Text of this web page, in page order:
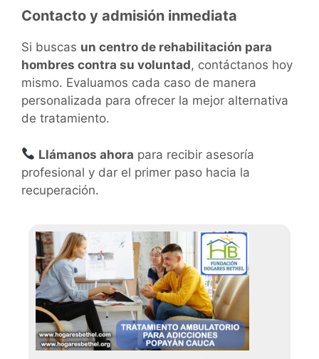
Contacto y admisión inmediata
Si buscas un centro de rehabilitación para
hombres contra su voluntad, contáctanos hoy
mismo. Evaluamos cada caso de manera
personalizada para ofrecer la mejor alternativa
de tratamiento.
Llámanos ahora para recibir asesoría
profesional y dar el primer paso hacia la
recuperación.